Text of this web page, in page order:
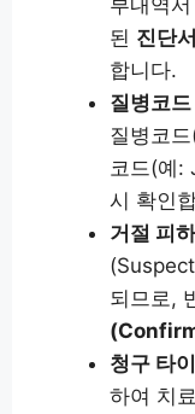
된 진단서
합니다.
질병코
질병코
코드(예:
시 확인
거절 피
되므로,
청구 타
하여 치